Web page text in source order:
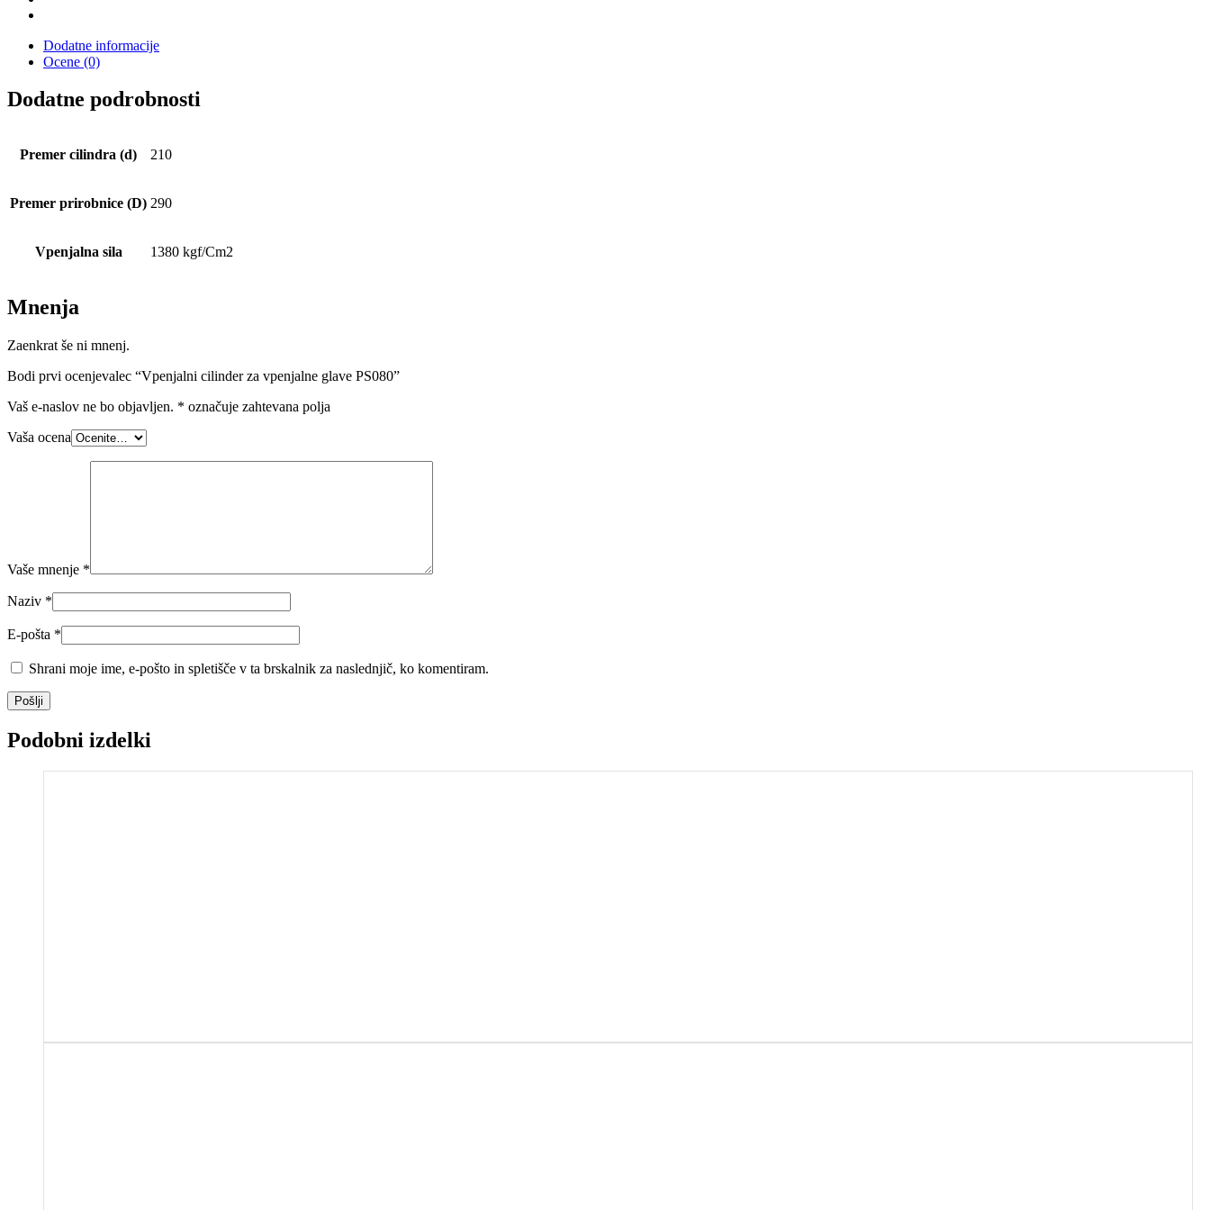
Dodatne informacije
Ocene (0)
Dodatne podrobnosti
Premer cilindra (d) 210
Premer prirobnice (D) 290
Vpenjalna sila 1380 kgf/Cm2
Mnenja
Zaenkrat še ni mnenj.
Bodi prvi ocenjevalec “Vpenjalni cilinder za vpenjalne glave PS080”
Vaš e-naslov ne bo objavljen. * označuje zahtevana polja
Vaša ocena
Vaše mnenje *
Naziv *
E-pošta *
Shrani moje ime, e-pošto in spletišče v ta brskalnik za naslednjič, ko komentiram.
Pošlji
Podobni izdelki